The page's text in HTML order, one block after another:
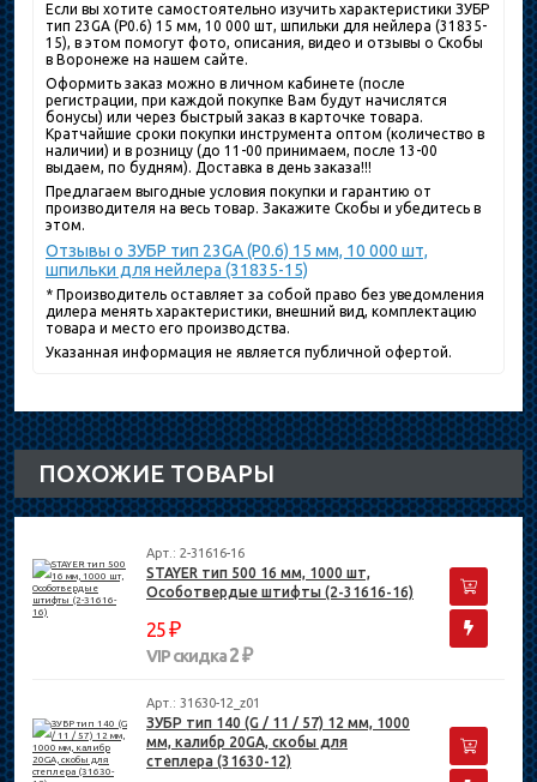
Если вы хотите самостоятельно изучить характеристики ЗУБР
тип 23GA (P0.6) 15 мм, 10 000 шт, шпильки для нейлера (31835-
15), в этом помогут фото, описания, видео и отзывы о Скобы
в Воронеже на нашем сайте.
Оформить заказ можно в личном кабинете (после
регистрации, при каждой покупке Вам будут начислятся
бонусы) или через быстрый заказ в карточке товара.
Кратчайшие сроки покупки инструмента оптом (количество в
наличии) и в розницу (до 11-00 принимаем, после 13-00
выдаем, по будням). Доставка в день заказа!!!
Предлагаем выгодные условия покупки и гарантию от
производителя на весь товар. Закажите Скобы и убедитесь в
этом.
Отзывы о ЗУБР тип 23GA (P0.6) 15 мм, 10 000 шт,
шпильки для нейлера (31835-15)
* Производитель оставляет за собой право без уведомления
дилера менять характеристики, внешний вид, комплектацию
товара и место его производства.
Указанная информация не является публичной офертой.
ПОХОЖИЕ ТОВАРЫ
Арт.: 2-31616-16
STAYER тип 500 16 мм, 1000 шт,
Особотвердые штифты (2-31616-16)
25₽
VIP скидка2 ₽
Арт.: 31630-12_z01
ЗУБР тип 140 (G / 11 / 57) 12 мм, 1000
мм, калибр 20GA, скобы для
степлера (31630-12)